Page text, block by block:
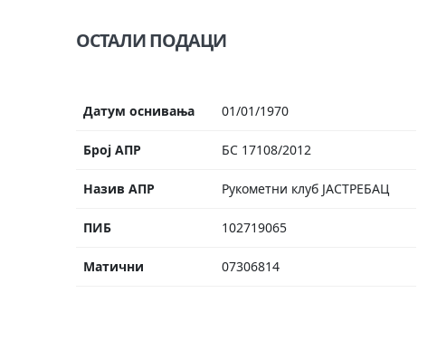
ОСТАЛИ ПОДАЦИ
Датум оснивања 01/01/1970
Број АПР БС 17108/2012
Назив АПР Рукометни клуб ЈАСТРЕБАЦ
ПИБ 102719065
Матични 07306814